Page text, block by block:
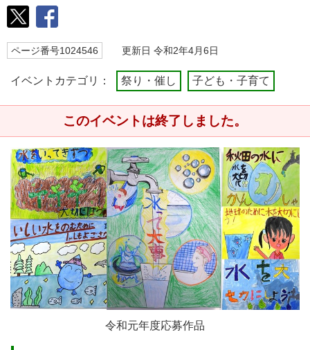
ページ番号1024546 更新日 令和2年4月6日
イベントカテゴリ： 祭り・催し 子ども・子育て
このイベントは終了しました。
令和元年度応募作品